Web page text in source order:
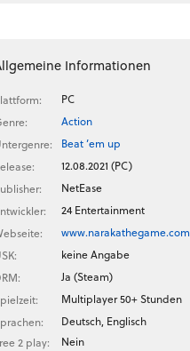
Informationen
PC
Action
Beat ’em up
12.08.2021 (PC)
NetEase
24 Entertainment
www.narakathegame.com
keine Angabe
Ja (Steam)
Multiplayer 50+ Stunden
Deutsch, Englisch
2 play:
Nein